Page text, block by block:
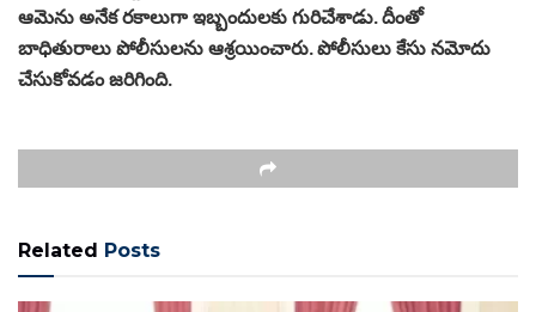
ఆమెను అనేక రకాలుగా ఇబ్బందులకు గురిచేశాడు. దీంతో
బాధితురాలు పోలీసులను ఆశ్రయించారు. పోలీసులు కేసు నమోదు
చేసుకోవడం జరిగింది.
Related Posts